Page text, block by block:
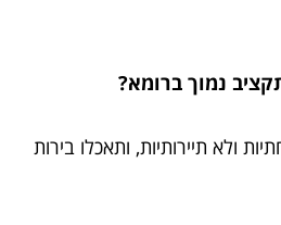
נמוך ברומא?
ולא תיירותיות, ותאכלו בירות